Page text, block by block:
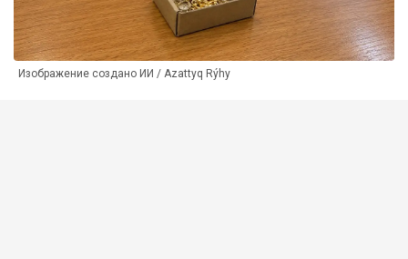
Изображение создано ИИ / Azattyq Rýhy